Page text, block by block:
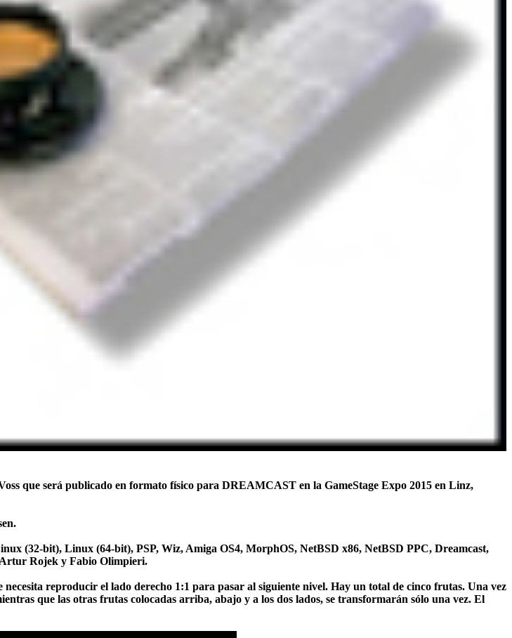
que será publicado en formato físico para DREAMCAST en la GameStage Expo 2015 en Linz,
(32-bit), Linux (64-bit), PSP, Wiz, Amiga OS4, MorphOS, NetBSD x86, NetBSD PPC, Dreamcast,
Rojek y Fabio Olimpieri.
reproducir el lado derecho 1:1 para pasar al siguiente nivel. Hay un total de cinco frutas. Una vez
que las otras frutas colocadas arriba, abajo y a los dos lados, se transformarán sólo una vez. El